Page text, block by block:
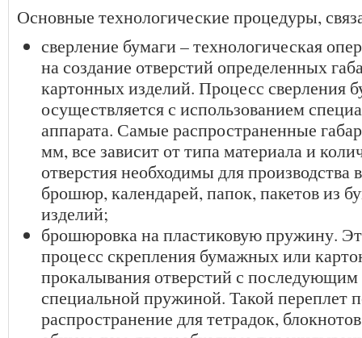
Основные технологические процедуры,
сверление бумаги – технологическая
на создание отверстий определенных
картонных изделий. Процесс сверления
осуществляется с использованием
аппарата. Самые распространенные
мм, все зависит от типа материала и
отверстия необходимы для производства
брошюр, календарей, папок, пакетов из
изделий;
брошюровка на пластиковую пружину.
процесс скрепления бумажных или
прокалывания отверстий с
специальной пружиной. Такой переплет
распространение для тетрадок,